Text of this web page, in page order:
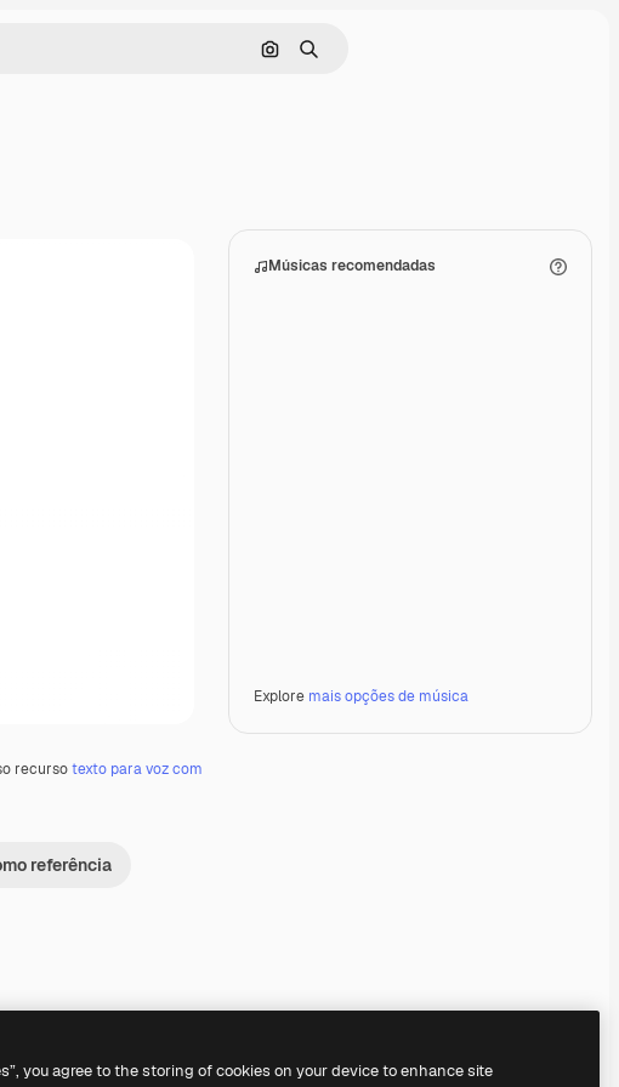
Pesquisar por imagem
Buscar
recursotexto para voz com
referência
Músicas recomendadas
Explore mais opções de música
Premium
Premium Premium
Premium
you agree to the storing of cookies on your device to enhance site